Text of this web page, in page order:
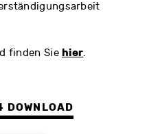
finden Sie hier.